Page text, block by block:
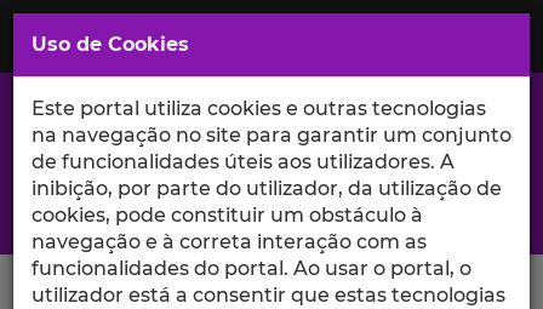
Saltar
para
Conteúdo
Principal
A excelência da investigação e ciência no Iscte
Search Button
Uso de Cookies
Este portal utiliza cookies e outras tecnologias
na navegação no site para garantir um conjunto
de funcionalidades úteis aos utilizadores. A
inibição, por parte do utilizador, da utilização de
cookies, pode constituir um obstáculo à
navegação e à correta interação com as
funcionalidades do portal. Ao usar o portal, o
utilizador está a consentir que estas tecnologias